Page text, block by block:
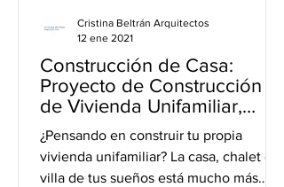
Construcción de Casa:
Proyecto de Construcción
de Vivienda Unifamiliar,
Chalet o Villa
¿Pensando en construir tu propia
vivienda unifamiliar? La casa, chalet o
villa de tus sueños está mucho más
Cristina Beltrán Arquitectos
12 ene 2021